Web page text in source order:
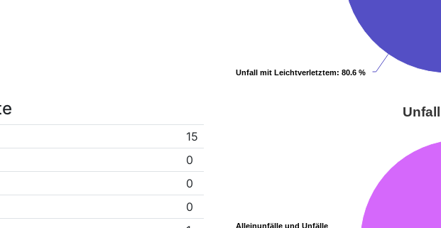
Unfall mit Leichtverletztem: 80.6 %
Unfall mit Leichtverletztem: 80.6 %
15
0
0
0
Alleinunfälle und Unfälle
Alleinunfälle und Unfälle